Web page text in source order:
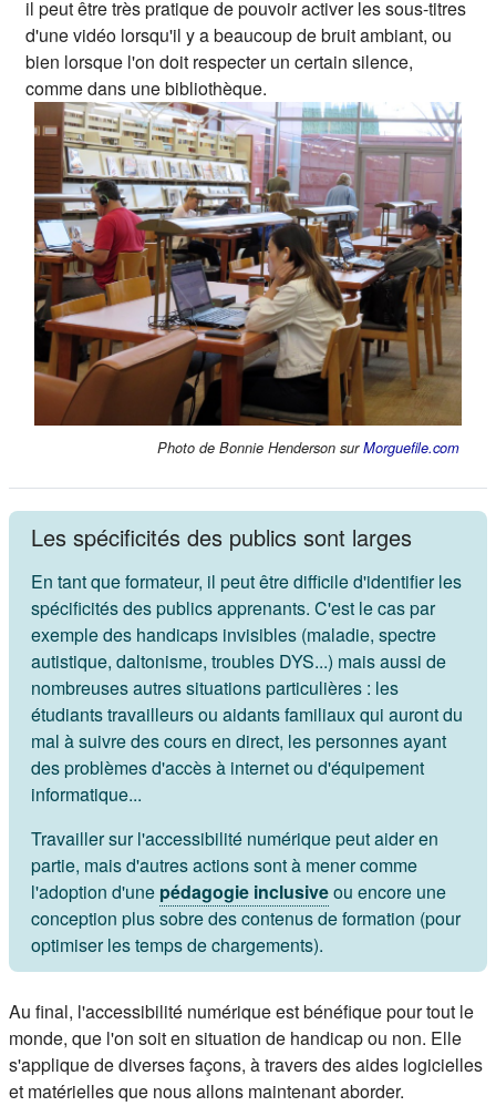
il peut être très pratique de pouvoir activer les sous-titres
d'une vidéo lorsqu'il y a beaucoup de bruit ambiant, ou
bien lorsque l'on doit respecter un certain silence,
comme dans une bibliothèque.
Photo de Bonnie Henderson surMorguefile.com
Les spécificités des publics sont larges
En tant que formateur, il peut être difficile d'identifier les
spécificités des publics apprenants. C'est le cas par
exemple des handicaps invisibles (maladie, spectre
autistique, daltonisme, troubles DYS...) mais aussi de
nombreuses autres situations particulières : les
étudiants travailleurs ou aidants familiaux qui auront du
mal à suivre des cours en direct, les personnes ayant
des problèmes d'accès à internet ou d'équipement
informatique...
Travailler sur l'accessibilité numérique peut aider en
partie, mais d'autres actions sont à mener comme
l'adoption d'une pédagogie inclusiveou encore une
conception plus sobre des contenus de formation (pour
optimiser les temps de chargements).
Au final, l'accessibilité numérique est bénéfique pour tout le
monde, que l'on soit en situation de handicap ou non. Elle
s'applique de diverses façons, à travers des aides logicielles
et matérielles que nous allons maintenant aborder.